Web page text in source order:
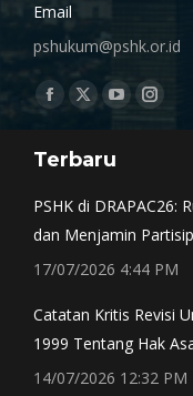
Email
pshukum@pshk.or.id
Find us on:
Facebook
opens
window
X
opens
window
YouTube
opens
window
Terbaru
PSHK di DRAPAC26:
dan Menjamin
17/07/2026 4:44 PM
Catatan Kritis Revisi
1999 Tentang Hak
14/07/2026 12:32 PM